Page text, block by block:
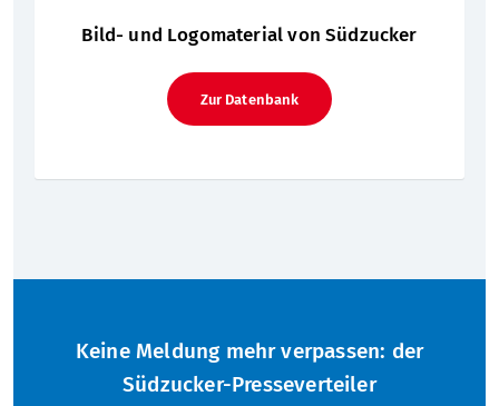
Bild- und Logomaterial von Südzucker
Zur Datenbank
Keine Meldung mehr verpassen: der
Südzucker-Presseverteiler